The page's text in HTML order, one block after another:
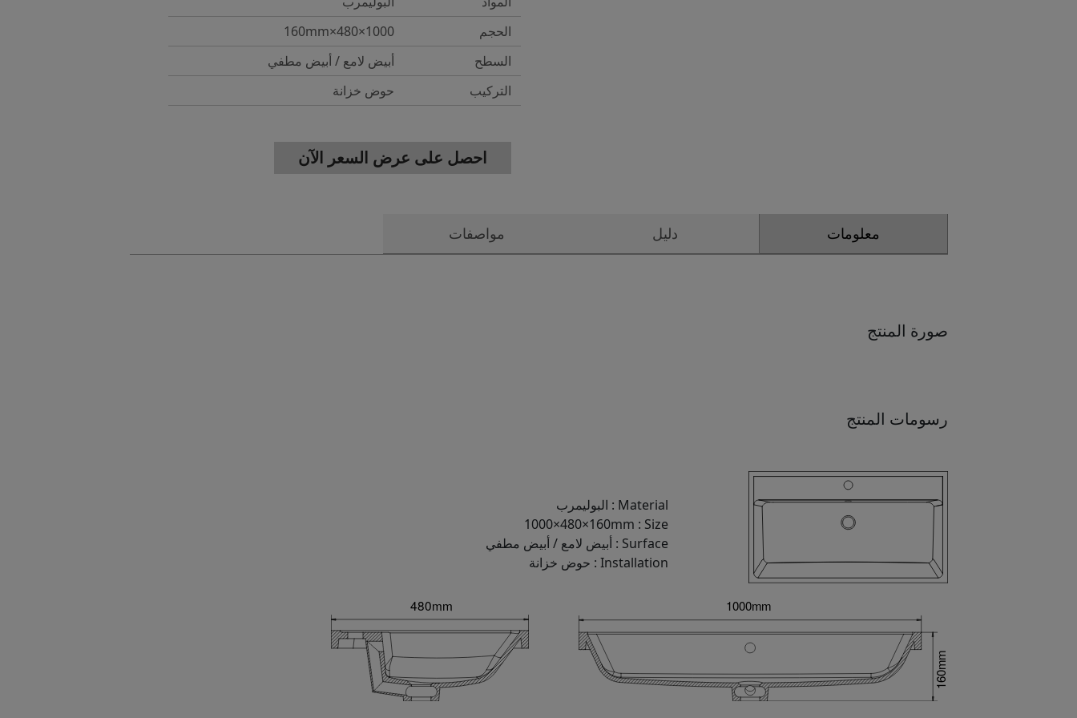
الحجم
1000×480×160mm
السطح
أبيض لامع / أبيض مطفي
التركيب
حوض خزانة
احصل على عرض السعر الآن
معلومات دليل مواصفات
صورة المنتج
رسومات المنتج
Material
: البوليمرب
Size
:
1000×480×160mm
Surface
: أبيض لامع / أبيض مطفي
Installation
: حوض خزانة